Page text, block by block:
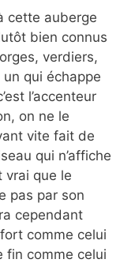
cette auberge
bien connus
verdiers,
qui échappe
l’accenteur
on ne le
vite fait de
qui n’affiche
vrai que le
pas par son
cependant
comme celui
fin comme celui